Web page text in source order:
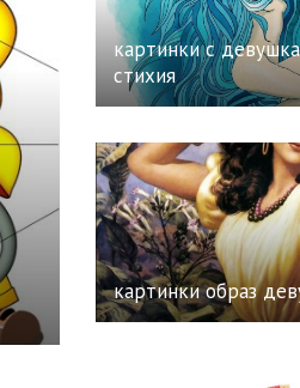
картинки с
стихия
картинки образ